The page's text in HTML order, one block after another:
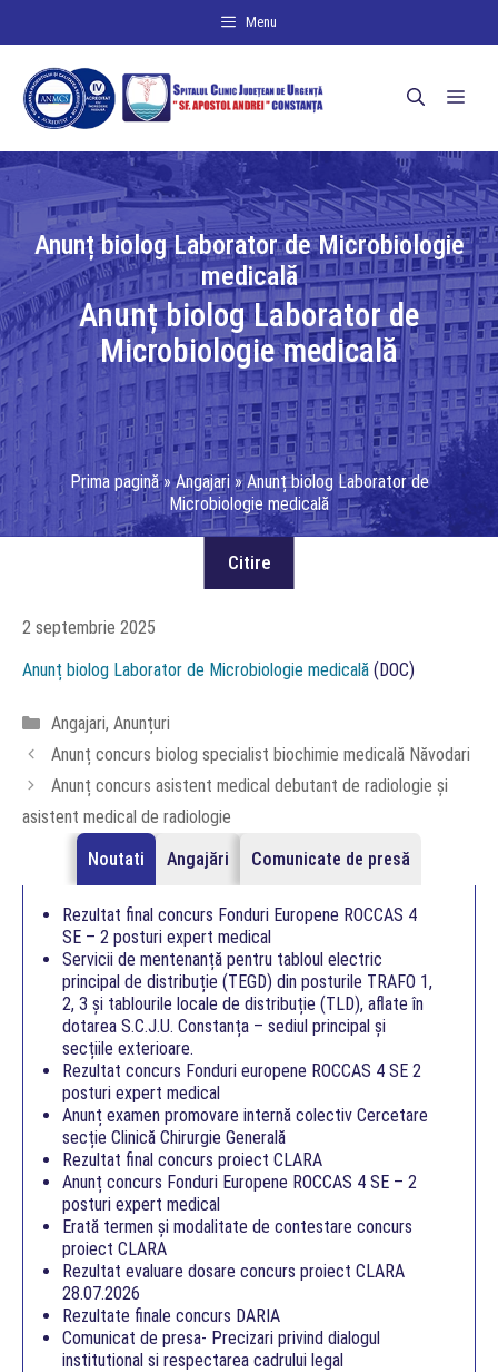
Menu
Prima pagină » Angajari »Anunț biolog Laborator de
Microbiologie medicală
Anunț biolog Laborator de Microbiologie
medicală
Anunț biolog Laborator de
Microbiologie medicală
2 septembrie 2025
Anunț biolog Laborator de Microbiologie medicală (DOC)
Categorii
Angajari, Anunțuri
Anunț concurs biolog specialist biochimie medicală Năvodari
Anunț concurs asistent medical debutant de radiologie și
asistent medical de radiologie
Noutati
Angajări Comunicate de presă
Rezultat final concurs Fonduri Europene ROCCAS 4
SE – 2 posturi expert medical
Servicii de mentenanță pentru tabloul electric
principal de distribuție (TEGD) din posturile TRAFO 1,
2, 3 și tablourile locale de distribuție (TLD), aflate în
dotarea S.C.J.U. Constanța – sediul principal și
secțiile exterioare.
Rezultat concurs Fonduri europene ROCCAS 4 SE 2
posturi expert medical
Anunț examen promovare internă colectiv Cercetare
secție Clinică Chirurgie Generală
Rezultat final concurs proiect CLARA
Anunț concurs Fonduri Europene ROCCAS 4 SE – 2
posturi expert medical
Erată termen și modalitate de contestare concurs
proiect CLARA
Rezultat evaluare dosare concurs proiect CLARA
28.07.2026
Rezultate finale concurs DARIA
Comunicat de presa- Precizari privind dialogul
institutional si respectarea cadrului legal